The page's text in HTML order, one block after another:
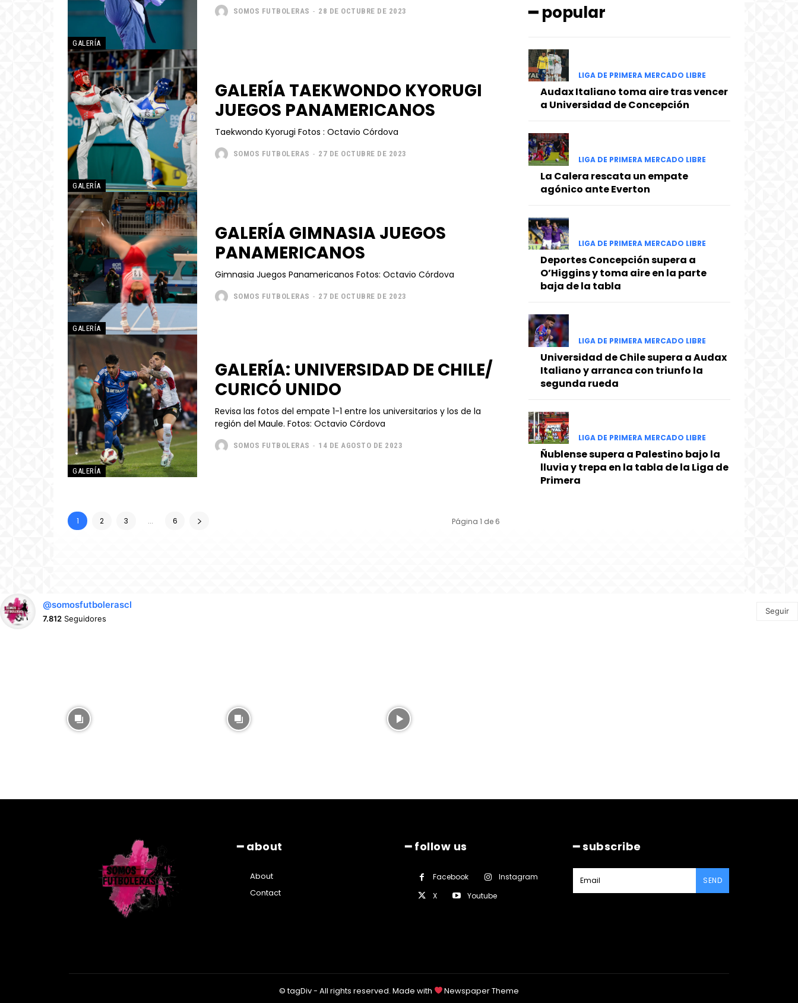
GALERÍA
SOMOS FUTBOLERAS - 28 DE OCTUBRE DE 2023
GALERÍA
GALERÍA TAEKWONDO KYORUGI
JUEGOS PANAMERICANOS
Taekwondo Kyorugi Fotos : Octavio Córdova
SOMOS FUTBOLERAS - 27 DE OCTUBRE DE 2023
GALERÍA
GALERÍA GIMNASIA JUEGOS
PANAMERICANOS
Gimnasia Juegos Panamericanos Fotos: Octavio Córdova
SOMOS FUTBOLERAS - 27 DE OCTUBRE DE 2023
GALERÍA
GALERÍA: UNIVERSIDAD DE CHILE/
CURICÓ UNIDO
Revisa las fotos del empate 1-1 entre los universitarios y los de la
región del Maule. Fotos: Octavio Córdova
SOMOS FUTBOLERAS - 14 DE AGOSTO DE 2023
1 2 3 ... 6 Página 1 de 6
━ popular
LIGA DE PRIMERA MERCADO LIBRE
Audax Italiano toma aire tras vencer
a Universidad de Concepción
LIGA DE PRIMERA MERCADO LIBRE
La Calera rescata un empate
agónico ante Everton
LIGA DE PRIMERA MERCADO LIBRE
Deportes Concepción supera a
O’Higgins y toma aire en la parte
baja de la tabla
LIGA DE PRIMERA MERCADO LIBRE
Universidad de Chile supera a Audax
Italiano y arranca con triunfo la
segunda rueda
LIGA DE PRIMERA MERCADO LIBRE
Ñublense supera a Palestino bajo la
lluvia y trepa en la tabla de la Liga de
Primera
@somosfutbolerascl
7.812 Seguidores
Seguir
━ about
About
Contact
━ follow us
Facebook
Instagram
X
Youtube
━ subscribe
SEND
© tagDiv - All rights reserved. Made with Newspaper Theme